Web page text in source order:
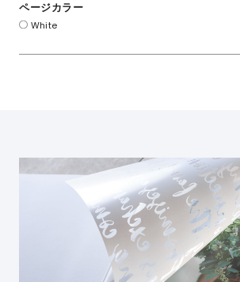
ページカラー
White